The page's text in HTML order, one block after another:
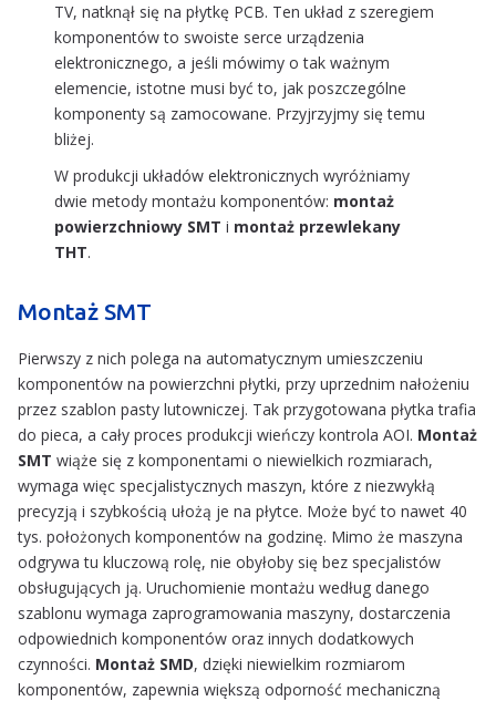
TV, natknął się na płytkę PCB. Ten układ z szeregiem
komponentów to swoiste serce urządzenia
elektronicznego, a jeśli mówimy o tak ważnym
elemencie, istotne musi być to, jak poszczególne
komponenty są zamocowane. Przyjrzyjmy się temu
bliżej.
W produkcji układów elektronicznych wyróżniamy
dwie metody montażu komponentów: montaż
powierzchniowy SMT i montaż przewlekany
THT.
Montaż SMT
Pierwszy z nich polega na automatycznym umieszczeniu
komponentów na powierzchni płytki, przy uprzednim nałożeniu
przez szablon pasty lutowniczej. Tak przygotowana płytka trafia
do pieca, a cały proces produkcji wieńczy kontrola AOI. Montaż
SMT wiąże się z komponentami o niewielkich rozmiarach,
wymaga więc specjalistycznych maszyn, które z niezwykłą
precyzją i szybkością ułożą je na płytce. Może być to nawet 40
tys. położonych komponentów na godzinę. Mimo że maszyna
odgrywa tu kluczową rolę, nie obyłoby się bez specjalistów
obsługujących ją. Uruchomienie montażu według danego
szablonu wymaga zaprogramowania maszyny, dostarczenia
odpowiednich komponentów oraz innych dodatkowych
czynności. Montaż SMD, dzięki niewielkim rozmiarom
komponentów, zapewnia większą odporność mechaniczną